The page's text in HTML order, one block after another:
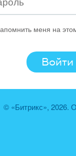
меня на
© «Битрикс», 2026.